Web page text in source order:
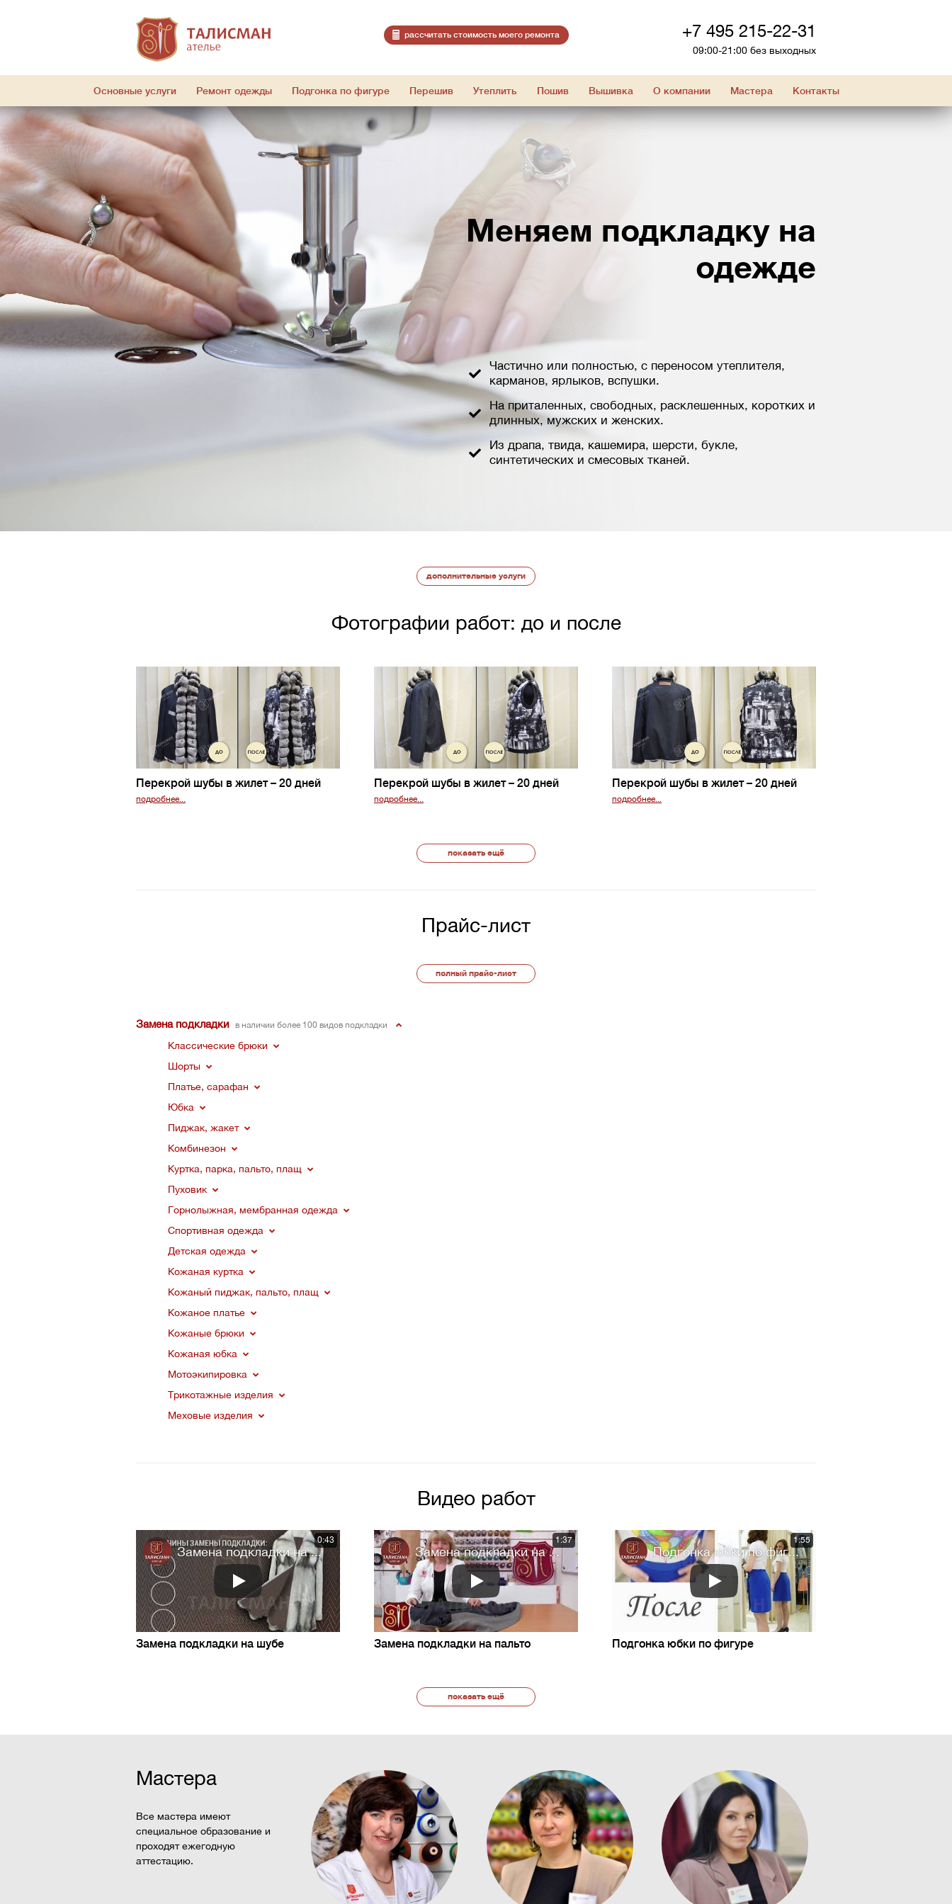
расcчитать стоимость моего ремонта +7 495 215-22-31
09:00-21:00 без выходных
Основные услуги Ремонт одежды Подгонка по фигуре Перешив Утеплить Пошив Вышивка О компании Мастера Контакты
Меняем подкладку на
одежде
Частично или полностью, с переносом утеплителя,
карманов, ярлыков, вспушки.
На приталенных, свободных, расклешенных, коротких и
длинных, мужских и женских.
Из драпа, твида, кашемира, шерсти, букле,
синтетических и смесовых тканей.
дополнительные услуги
Фотографии работ: до и после
Перекрой шубы в жилет– 20 дней
подробнее...
Перекрой шубы в жилет– 20 дней
подробнее...
Перекрой шубы в жилет– 20 дней
подробнее...
показать ещё
Прайс-лист
полный прайс-лист
Замена подкладки в наличии более 100 видов подкладки
Классические брюки
Шорты
Платье, сарафан
Юбка
Пиджак, жакет
Комбинезон
Куртка, парка, пальто, плащ
Пуховик
Горнолыжная, мембранная одежда
Спортивная одежда
Детская одежда
Кожаная куртка
Кожаный пиджак, пальто, плащ
Кожаное платье
Кожаные брюки
Кожаная юбка
Мотоэкипировка
Трикотажные изделия
Меховые изделия
Видео работ
Замена подкладки на ...
0:43
Замена подкладки на шубе
Замена подкладки на ...
1:37
Замена подкладки на пальто
Подгонка юбки по фиг...
1:55
Подгонка юбки по фигуре
показать ещё
Мастера
Все мастера имеют
специальное образование и
проходят ежегодную
аттестацию.